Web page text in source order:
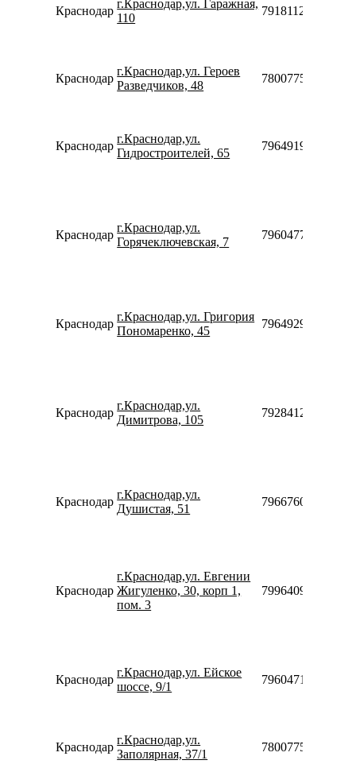
Краснодар
г.Краснодар,ул. Гаражная,
110
79181122449
Краснодар
г.Краснодар,ул. Героев
Разведчиков, 48
78007753553
Краснодар
г.Краснодар,ул.
Гидростроителей, 65
79649199089
Краснодар
г.Краснодар,ул.
Горячеключевская, 7
79604773111
Краснодар
г.Краснодар,ул. Григория
Пономаренко, 45
79649295144
Краснодар
г.Краснодар,ул.
Димитрова, 105
79284124725
Краснодар
г.Краснодар,ул.
Душистая, 51
79667605027
Краснодар
г.Краснодар,ул. Евгении
Жигуленко, 30, корп 1,
пом. 3
79964094241
Краснодар
г.Краснодар,ул. Ейское
шоссе, 9/1
79604718915
Краснодар
г.Краснодар,ул.
Заполярная, 37/1
78007753553